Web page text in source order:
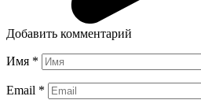
Добавить комментарий
Имя *
Email *